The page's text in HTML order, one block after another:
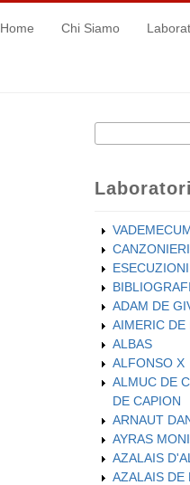
Home Chi Siamo
Form di
Cerca
CANZONIERI
ADAM DE
AIMERIC DE
ALBAS
ALFONSO X
ALMUC DE
DE CAPION
ARNAUT
AYRAS
AZALAIS
AZALAIS DE